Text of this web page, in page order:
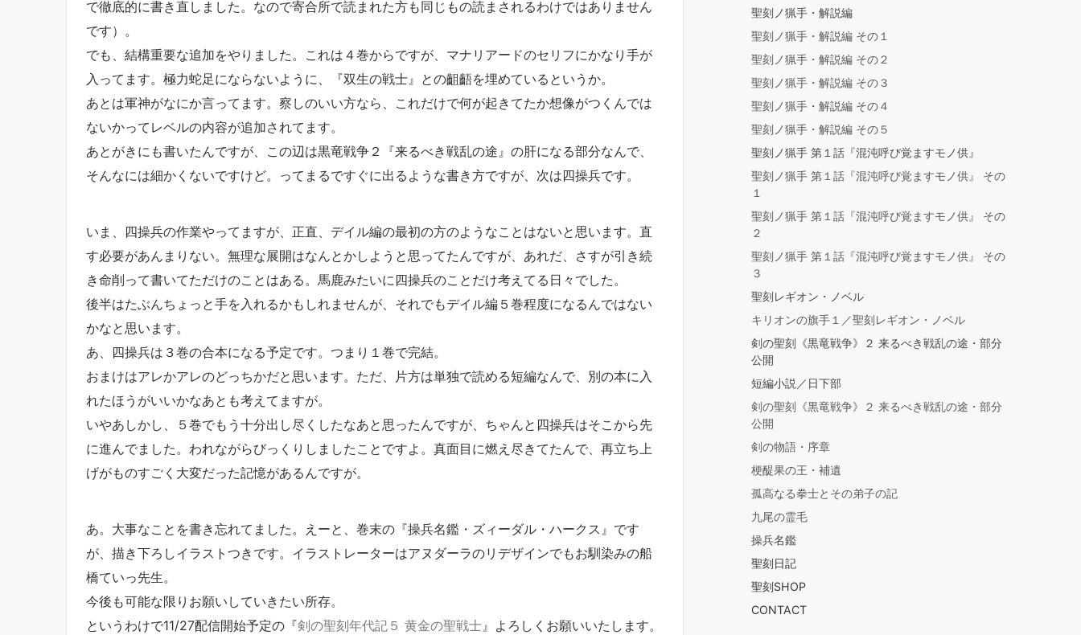
で徹底的に書き直しました。なので寄合所で読まれた方も同じもの読まされるわけではありません
です）。
でも、結構重要な追加をやりました。これは４巻からですが、マナリアードのセリフにかなり手が
入ってます。極力蛇足にならないように、『双生の戦士』との齟齬を埋めているというか。
あとは軍神がなにか言ってます。察しのいい方なら、これだけで何が起きてたか想像がつくんでは
ないかってレベルの内容が追加されてます。
あとがきにも書いたんですが、この辺は黒竜戦争２『来るべき戦乱の途』の肝になる部分なんで、
そんなには細かくないですけど。ってまるですぐに出るような書き方ですが、次は四操兵です。
いま、四操兵の作業やってますが、正直、デイル編の最初の方のようなことはないと思います。直
す必要があんまりない。無理な展開はなんとかしようと思ってたんですが、あれだ、さすが引き続
き命削って書いてただけのことはある。馬鹿みたいに四操兵のことだけ考えてる日々でした。
後半はたぶんちょっと手を入れるかもしれませんが、それでもデイル編５巻程度になるんではない
かなと思います。
あ、四操兵は３巻の合本になる予定です。つまり１巻で完結。
おまけはアレかアレのどっちかだと思います。ただ、片方は単独で読める短編なんで、別の本に入
れたほうがいいかなあとも考えてますが。
いやあしかし、５巻でもう十分出し尽くしたなあと思ったんですが、ちゃんと四操兵はそこから先
に進んでました。われながらびっくりしましたことですよ。真面目に燃え尽きてたんで、再立ち上
げがものすごく大変だった記憶があるんですが。
あ。大事なことを書き忘れてました。えーと、巻末の『操兵名鑑・ズィーダル・ハークス』です
が、描き下ろしイラストつきです。イラストレーターはアヌダーラのリデザインでもお馴染みの船
橋ていっ先生。
今後も可能な限りお願いしていきたい所存。
というわけで11/27配信開始予定の『剣の聖刻年代記５ 黄金の聖戦士』よろしくお願いいたします。
聖刻ノ猟手・解説編
聖刻ノ猟手・解説編 その１
聖刻ノ猟手・解説編 その２
聖刻ノ猟手・解説編 その３
聖刻ノ猟手・解説編 その４
聖刻ノ猟手・解説編 その５
聖刻ノ猟手 第１話『混沌呼び覚ますモノ供』
聖刻ノ猟手 第１話『混沌呼び覚ますモノ供』 その
１
聖刻ノ猟手 第１話『混沌呼び覚ますモノ供』 その
２
聖刻ノ猟手 第１話『混沌呼び覚ますモノ供』 その
３
聖刻レギオン・ノベル
キリオンの旗手１／聖刻レギオン・ノベル
剣の聖刻《黒竜戦争》２ 来るべき戦乱の途・部分
公開
短編小説／日下部
剣の聖刻《黒竜戦争》２ 来るべき戦乱の途・部分
公開
剣の物語・序章
梗醍果の王・補遺
孤高なる拳士とその弟子の記
九尾の霊毛
操兵名鑑
聖刻日記
聖刻SHOP
CONTACT